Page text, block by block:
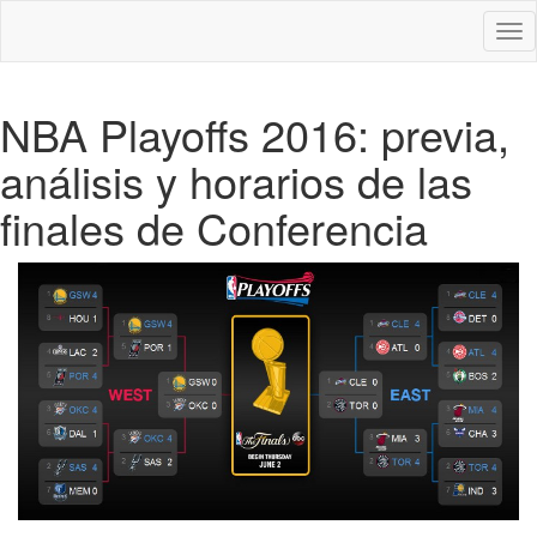
NBA Playoffs 2016: previa,
análisis y horarios de las
finales de Conferencia